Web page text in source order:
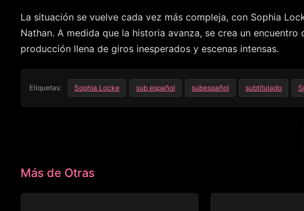
La situación se vuelve cada vez más compleja, con Sophia
Nathan. A medida que la historia avanza, se crea un
producción llena de giros inesperados y escenas intensas.
Etiquetas: Sophia Locke sub español subespañol subtitulado
Más de Otras